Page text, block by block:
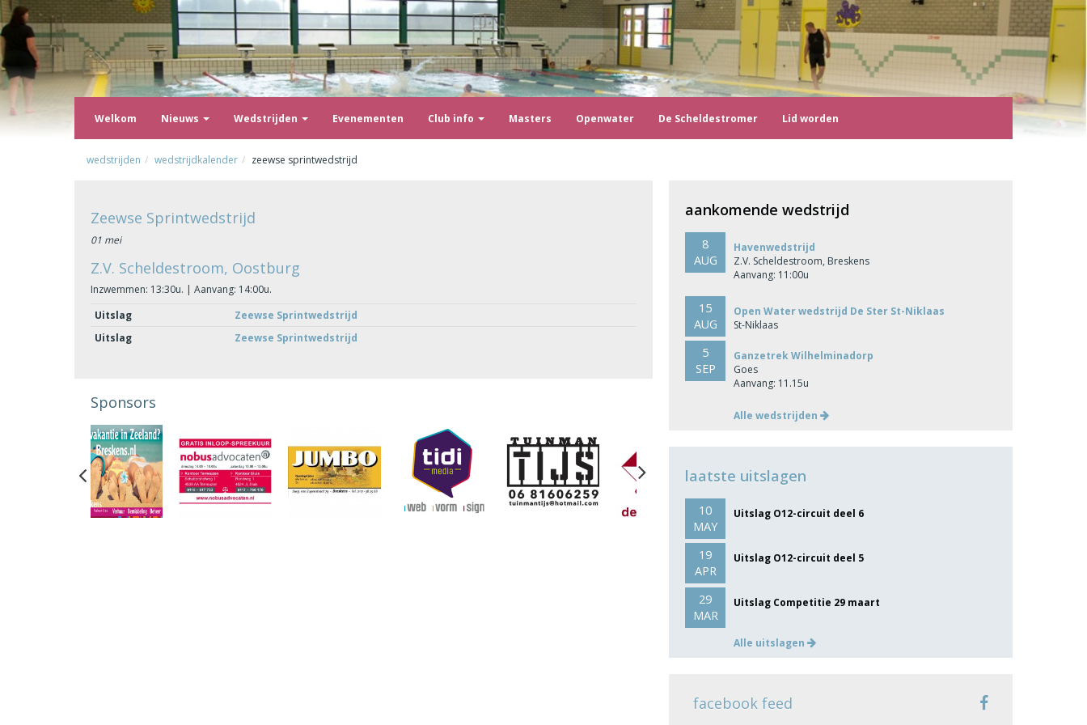
Welkom Nieuws Wedstrijden Evenementen Club info Masters Openwater De Scheldestromer Lid worden
wedstrijden wedstrijdkalender zeewse sprintwedstrijd
Zeewse Sprintwedstrijd
01 mei
Z.V. Scheldestroom, Oostburg
Inzwemmen: 13:30u. | Aanvang: 14:00u.
Uitslag
Zeewse Sprintwedstrijd
Uitslag
Zeewse Sprintwedstrijd
Sponsors
Previous Next
aankomende wedstrijd
8
AUG
Havenwedstrijd
Z.V. Scheldestroom, Breskens
Aanvang: 11:00u
15
AUG
Open Water wedstrijd De Ster St-Niklaas
St-Niklaas
5
SEP
Ganzetrek Wilhelminadorp
Goes
Aanvang: 11.15u
Alle wedstrijden
laatste uitslagen
10
MAY
Uitslag O12-circuit deel 6
19
APR
Uitslag O12-circuit deel 5
29
MAR
Uitslag Competitie 29 maart
Alle uitslagen
facebook feed